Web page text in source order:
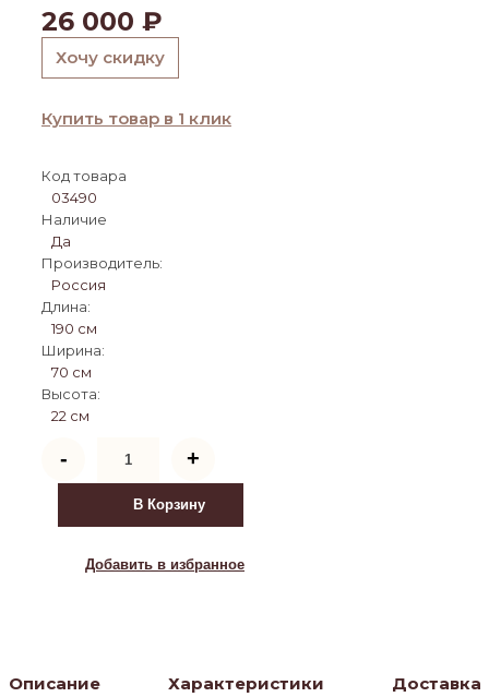
26 000 ₽
Хочу скидку
Купить товар в 1 клик
Код товара
03490
Наличие
Да
Производитель:
Россия
Длина:
190 см
Ширина:
70 см
Высота:
22 см
-
товара
Матрас
Мультипакет
мидл-
+
В Корзину
Добавить в избранное
Описание Характеристики Доставка